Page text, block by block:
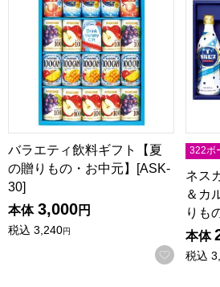
バラエティ飲料ギフト【夏
の贈りもの・お中元】[ASK-
30]
本体 3,000円
税込 3,240円
お気に
322ボ
ネス
＆カ
りも
本体
税込